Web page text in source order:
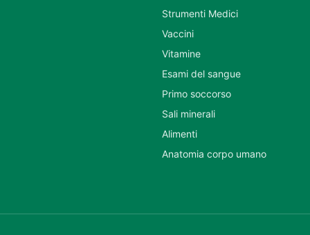
Strumenti Medici
Vaccini
Vitamine
Esami del sangue
Primo soccorso
Sali minerali
Alimenti
Anatomia corpo umano